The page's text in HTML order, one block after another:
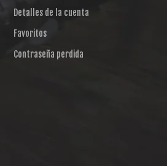
Detalles de la cuenta
Favoritos
Contraseña perdida